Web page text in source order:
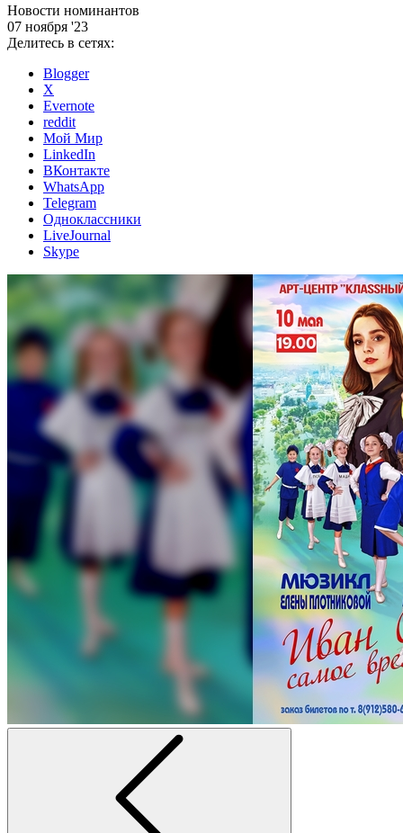
Новости номинантов
07 ноября '23
Делитесь в сетях:
Blogger
X
Evernote
reddit
Мой Мир
LinkedIn
ВКонтакте
WhatsApp
Telegram
Одноклассники
LiveJournal
Skype